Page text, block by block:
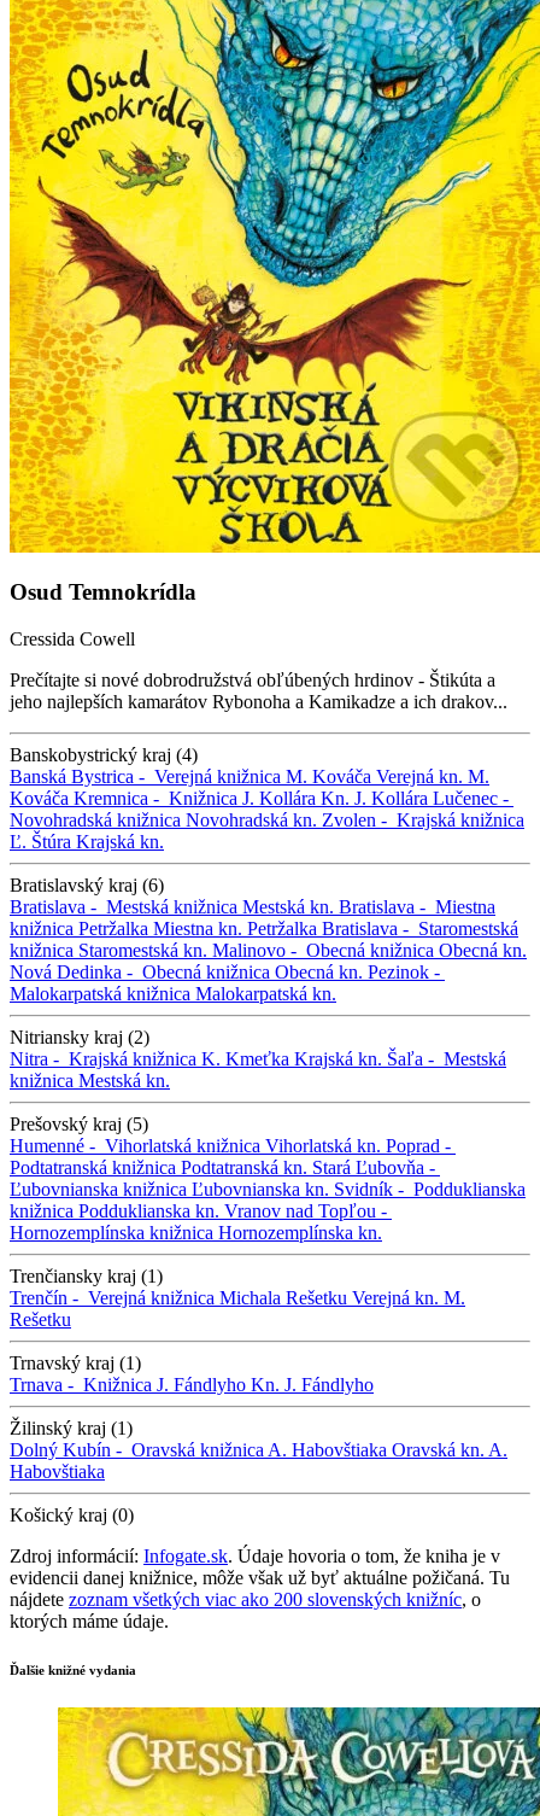
Osud Temnokrídla
Cressida Cowell
Prečítajte si nové dobrodružstvá obľúbených hrdinov - Štikúta a
jeho najlepších kamarátov Rybonoha a Kamikadze a ich drakov...
Banskobystrický kraj (4)
Banská Bystrica - Verejná knižnica M. Kováča Verejná kn. M.
Kováča Kremnica - Knižnica J. Kollára Kn. J. Kollára Lučenec -
Novohradská knižnica Novohradská kn. Zvolen - Krajská knižnica
Ľ. Štúra Krajská kn.
Bratislavský kraj (6)
Bratislava - Mestská knižnica Mestská kn. Bratislava - Miestna
knižnica Petržalka Miestna kn. Petržalka Bratislava - Staromestská
knižnica Staromestská kn. Malinovo - Obecná knižnica Obecná kn.
Nová Dedinka - Obecná knižnica Obecná kn. Pezinok -
Malokarpatská knižnica Malokarpatská kn.
Nitriansky kraj (2)
Nitra - Krajská knižnica K. Kmeťka Krajská kn. Šaľa - Mestská
knižnica Mestská kn.
Prešovský kraj (5)
Humenné - Vihorlatská knižnica Vihorlatská kn. Poprad -
Podtatranská knižnica Podtatranská kn. Stará Ľubovňa -
Ľubovnianska knižnica Ľubovnianska kn. Svidník - Podduklianska
knižnica Podduklianska kn. Vranov nad Topľou -
Hornozemplínska knižnica Hornozemplínska kn.
Trenčiansky kraj (1)
Trenčín - Verejná knižnica Michala Rešetku Verejná kn. M.
Rešetku
Trnavský kraj (1)
Trnava - Knižnica J. Fándlyho Kn. J. Fándlyho
Žilinský kraj (1)
Dolný Kubín - Oravská knižnica A. Habovštiaka Oravská kn. A.
Habovštiaka
Košický kraj (0)
Zdroj informácií: Infogate.sk. Údaje hovoria o tom, že kniha je v
evidencii danej knižnice, môže však už byť aktuálne požičaná. Tu
nájdete zoznam všetkých viac ako 200 slovenských knižníc, o
ktorých máme údaje.
Ďalšie knižné vydania